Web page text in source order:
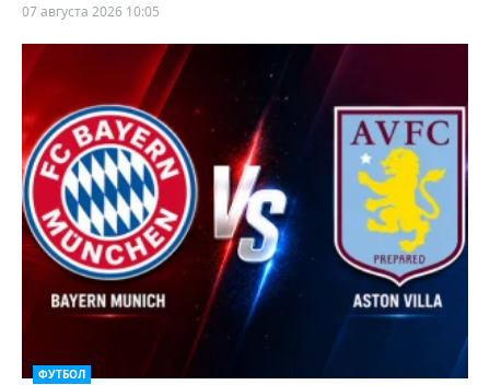
07 августа 2026 10:05
ФУТБОЛ